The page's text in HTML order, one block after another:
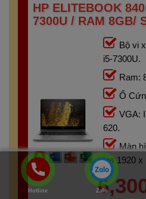
HP ELITEBOOK
7300U / RAM 8GB/
FHD IPS 14 INCH
Bộ vi
i5-7300U.
Ram:
Ổ
VGA:
620.
Màn
ips 1920 x
Hotline Zalo